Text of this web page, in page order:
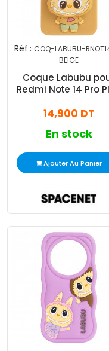
Réf : COQ-LABUBU-
BEIGE
Coque Labubu
Redmi Note 14 Pro
14,900 DT
En stock
Ajouter Au Panier